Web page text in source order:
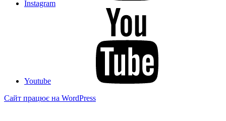
Instagram
Youtube
Сайт працює на WordPress